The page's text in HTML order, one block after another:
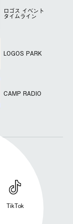
ロゴス イベント
タイムライン
LOGOS PARK
CAMP RADIO
TikTok